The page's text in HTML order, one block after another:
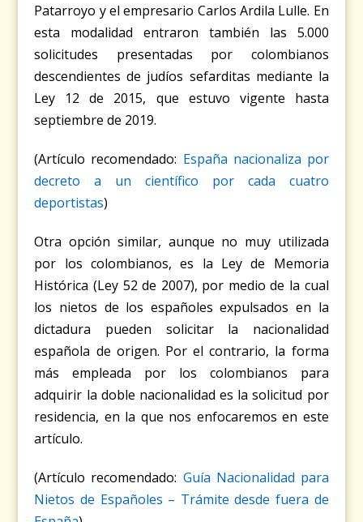
Patarroyo y el empresario Carlos Ardila Lulle. En
esta modalidad entraron también las 5.000
solicitudes presentadas por colombianos
descendientes de judíos sefarditas mediante la
Ley 12 de 2015, que estuvo vigente hasta
septiembre de 2019.
(Artículo recomendado: España nacionaliza por
decreto a un científico por cada cuatro
deportistas)
Otra opción similar, aunque no muy utilizada
por los colombianos, es la Ley de Memoria
Histórica (Ley 52 de 2007), por medio de la cual
los nietos de los españoles expulsados en la
dictadura pueden solicitar la nacionalidad
española de origen. Por el contrario, la forma
más empleada por los colombianos para
adquirir la doble nacionalidad es la solicitud por
residencia, en la que nos enfocaremos en este
artículo.
(Artículo recomendado: Guía Nacionalidad para
Nietos de Españoles – Trámite desde fuera de